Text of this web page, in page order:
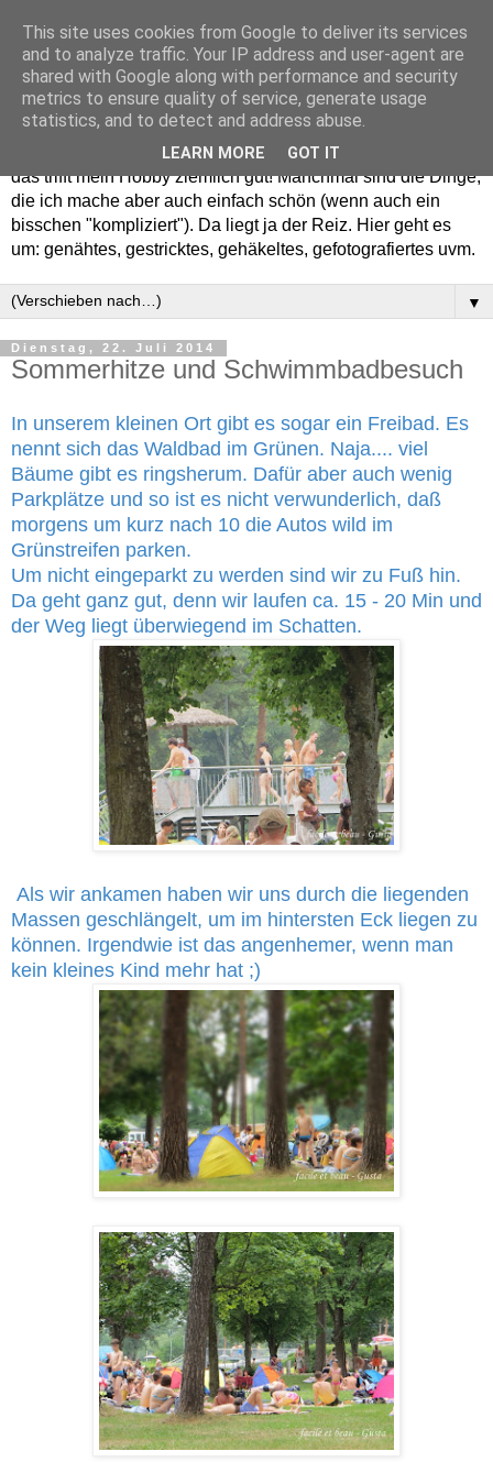
Willkommen in meinem "Wohnzimmer". Einfach und schön -
das trifft mein Hobby ziemlich gut! Manchmal sind die Dinge,
die ich mache aber auch einfach schön (wenn auch ein
bisschen "kompliziert"). Da liegt ja der Reiz. Hier geht es
um: genähtes, gestricktes, gehäkeltes, gefotografiertes uvm.
▼
Dienstag, 22. Juli 2014
Sommerhitze und Schwimmbadbesuch
In unserem kleinen Ort gibt es sogar ein Freibad. Es
nennt sich das Waldbad im Grünen. Naja.... viel
Bäume gibt es ringsherum. Dafür aber auch wenig
Parkplätze und so ist es nicht verwunderlich, daß
morgens um kurz nach 10 die Autos wild im
Grünstreifen parken.
Um nicht eingeparkt zu werden sind wir zu Fuß hin.
Da geht ganz gut, denn wir laufen ca. 15 - 20 Min und
der Weg liegt überwiegend im Schatten.
Als wir ankamen haben wir uns durch die liegenden
Massen geschlängelt, um im hintersten Eck liegen zu
können. Irgendwie ist das angenhemer, wenn man
kein kleines Kind mehr hat ;)
This site uses cookies from Google to deliver its services
and to analyze traffic. Your IP address and user-agent are
shared with Google along with performance and security
metrics to ensure quality of service, generate usage
statistics, and to detect and address abuse.
LEARN MORE GOT IT